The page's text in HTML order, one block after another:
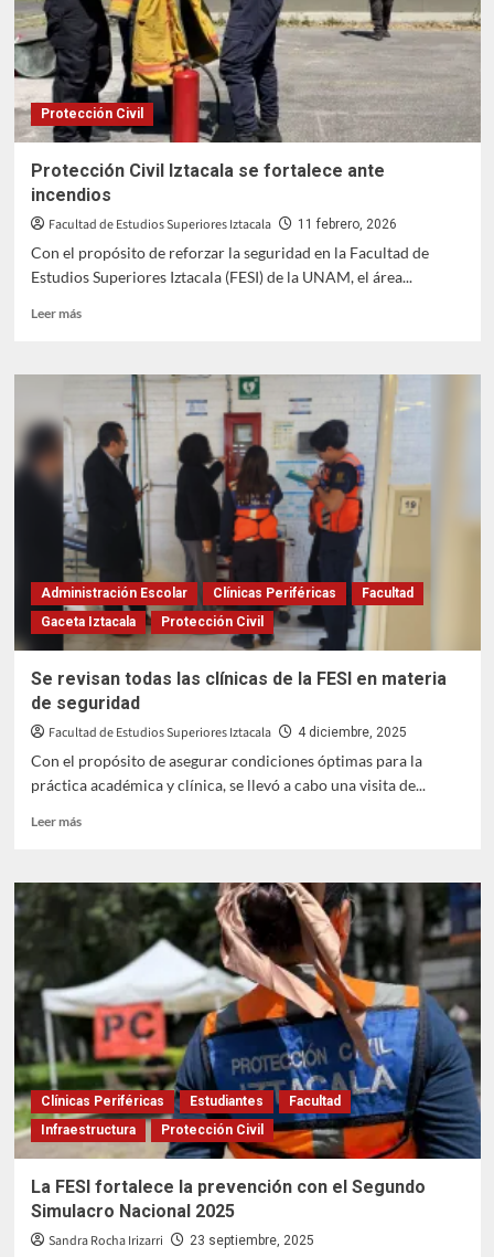
Protección Civil
Protección Civil Iztacala se fortalece ante
incendios
Facultad de Estudios Superiores Iztacala 11 febrero, 2026
Con el propósito de reforzar la seguridad en la Facultad de
Estudios Superiores Iztacala (FESI) de la UNAM, el área...
Leer másLeer
Protección
fortalece
ante
incendios
Administración Escolar Clínicas Periféricas
Facultad
Gaceta Iztacala
Protección Civil
Se revisan todas las clínicas de la FESI en materia
de seguridad
Facultad de Estudios Superiores Iztacala 4 diciembre, 2025
Con el propósito de asegurar condiciones óptimas para la
práctica académica y clínica, se llevó a cabo una visita de...
Leer másLeer
Se
revisan
todas
las
clínicas
de
la
en
materia
de
seguridad
Clínicas Periféricas Estudiantes
Facultad
Infraestructura
Protección Civil
La FESI fortalece la prevención con el Segundo
Simulacro Nacional 2025
Sandra Rocha Irizarri 23 septiembre, 2025